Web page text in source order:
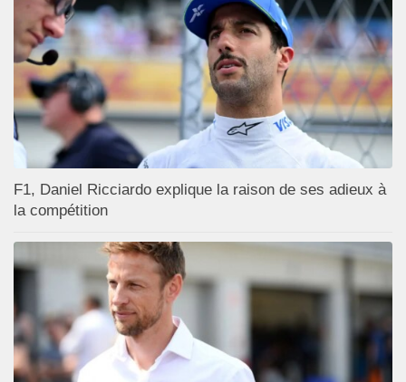
F1, Daniel Ricciardo explique la raison de ses adieux à
la compétition